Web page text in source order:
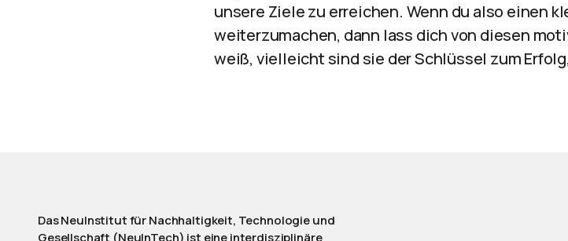
unsere Ziele zu erreichen. Wenn du also einen
weiterzumachen, dann lass dich von diesen
weiß, vielleicht sind sie der Schlüssel zum
Das NeuInstitut für Nachhaltigkeit, Technologie und
Gesellschaft (NeuInTech) ist eine interdisziplinäre